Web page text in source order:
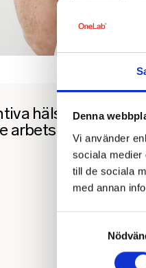
Denna
Vi använder
sociala medier
till de sociala
med annan
arbetsplatser